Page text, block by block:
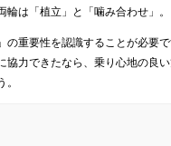
は「植立」と「噛み合わせ」。
重要性を認識することが必要
力できたなら、乗り心地の良